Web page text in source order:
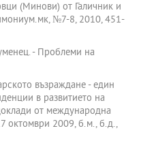
(Минови) от Галичник и
№7-8, 2010, 451-
- Проблеми на
възраждане - един
в развитието на
от международна
октомври 2009, б.м., б.д.,